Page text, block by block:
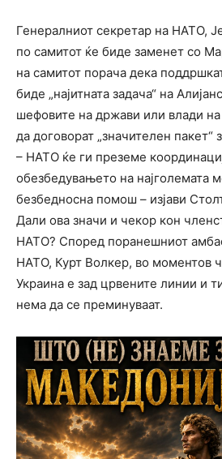
Генералниот секретар на НАТО,
по самитот ќе биде заменет со
на самитот порача дека
биде „најитната задача“ на
шефовите на држави или влади
да договорат „значителен пакет“
– НАТО ќе ги преземе
обезбедувањето на најголемата
безбедносна помош – изјави
Дали ова значи и чекор кон
НАТО? Според поранешниот
НАТО, Курт Волкер, во моментов
Украина е зад црвените линии и
нема да се преминуваат.